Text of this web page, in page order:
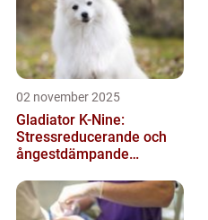
02 november 2025
Gladiator K-Nine:
Stressreducerande och
ångestdämpande